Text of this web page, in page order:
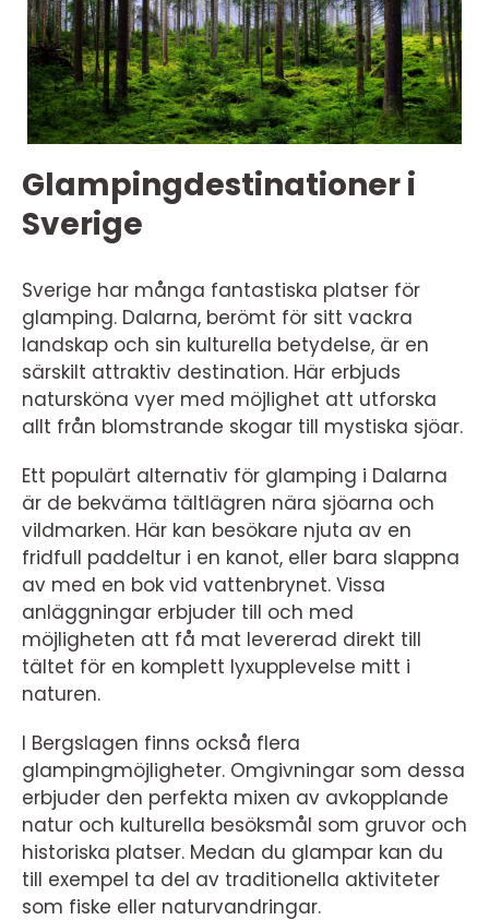
Glampingdestinationer i
Sverige
Sverige har många fantastiska platser för
glamping. Dalarna, berömt för sitt vackra
landskap och sin kulturella betydelse, är en
särskilt attraktiv destination. Här erbjuds
natursköna vyer med möjlighet att utforska
allt från blomstrande skogar till mystiska sjöar.
Ett populärt alternativ för glamping i Dalarna
är de bekväma tältlägren nära sjöarna och
vildmarken. Här kan besökare njuta av en
fridfull paddeltur i en kanot, eller bara slappna
av med en bok vid vattenbrynet. Vissa
anläggningar erbjuder till och med
möjligheten att få mat levererad direkt till
tältet för en komplett lyxupplevelse mitt i
naturen.
I Bergslagen finns också flera
glampingmöjligheter. Omgivningar som dessa
erbjuder den perfekta mixen av avkopplande
natur och kulturella besöksmål som gruvor och
historiska platser. Medan du glampar kan du
till exempel ta del av traditionella aktiviteter
som fiske eller naturvandringar.